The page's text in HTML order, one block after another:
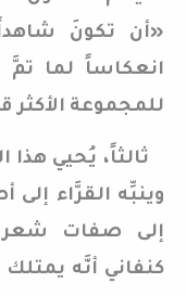
«أن تكونَ
انعكاساً لما
للمجموعة الأكثر
ثالثاً، يُحيي هذا
وينبِّه القرَّاء
إلى صفات شعر
كنفاني أنَّه يمتلك